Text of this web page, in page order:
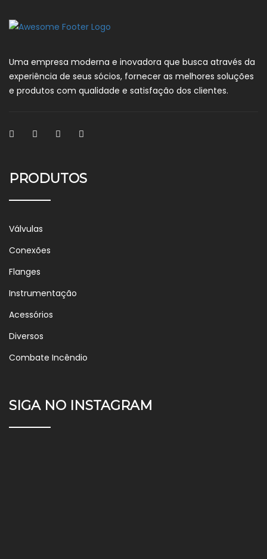
Uma empresa moderna e inovadora que busca através da
experiência de seus sócios, fornecer as melhores soluções
e produtos com qualidade e satisfação dos clientes.
PRODUTOS
Válvulas
Conexões
Flanges
Instrumentação
Acessórios
Diversos
Combate Incêndio
SIGA NO INSTAGRAM